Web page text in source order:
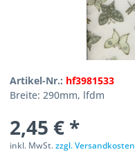
Artikel-Nr.: hf3981533
Breite: 290mm, lfdm
2,45 € *
inkl. MwSt.zzgl. Versandkosten